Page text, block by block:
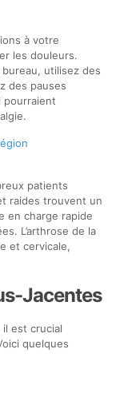
à votre
les douleurs.
utilisez des
des pauses
pourraient
patients
raides trouvent un
en charge rapide
L’arthrose de la
et cervicale,
Jacentes
est crucial
quelques